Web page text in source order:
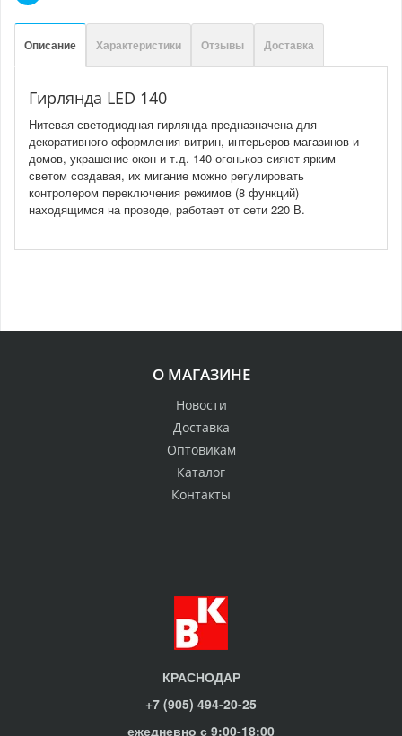
Описание Характеристики Отзывы Доставка
Гирлянда LED 140
Нитевая светодиодная гирлянда предназначена для
декоративного оформления витрин, интерьеров магазинов и
домов, украшение окон и т.д. 140 огоньков сияют ярким
светом создавая, их мигание можно регулировать
контролером переключения режимов (8 функций)
находящимся на проводе, работает от сети 220 В.
О МАГАЗИНЕ
Новости
Доставка
Оптовикам
Каталог
Контакты
КРАСНОДАР
+7 (905) 494-20-25
ежедневно с 9:00-18:00